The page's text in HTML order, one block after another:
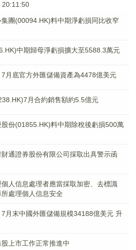
20:11:50
集團(00094.HK)料中期淨虧損同比收窄
中期歸母淨虧損擴大至5588.3萬元
月底官方外匯儲備資產為4478億美元
月合約銷售額約5.5億元
股份(01855.HK)料中期除稅後虧損500萬
通證券股份有限公司採取出具警示函
人信息處理者應當採取加密、去標識
處理個人信息安全
7月末中國外匯儲備規模34188億美元 升
上市工作正常推進中